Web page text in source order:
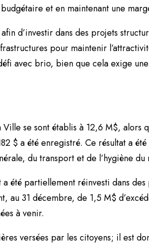
et en maintenant une
d’investir dans des projets
pour maintenir
avec brio, bien que cela exige
se sont établis à 12,6 M$, alors
$ a été enregistré. Ce résultat a
du transport et de l’hygiène du
été partiellement réinvesti dans
31 décembre, de 1,5 M$
à venir.
versées par les citoyens; il est